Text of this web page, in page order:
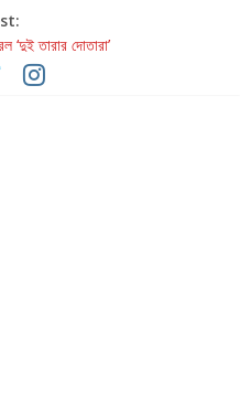
‘দুই তারার দোতারা’
গল্প
উদযাপন